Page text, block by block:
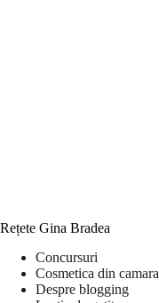
Rețete Gina Bradea
Concursuri
Cosmetica din camara
Despre blogging